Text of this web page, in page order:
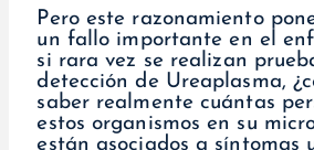
Pero este razonamiento
un fallo importante en el
si rara vez se realizan
detección de Ureaplasma,
saber realmente cuántas
estos organismos en su
están asociados a síntomas